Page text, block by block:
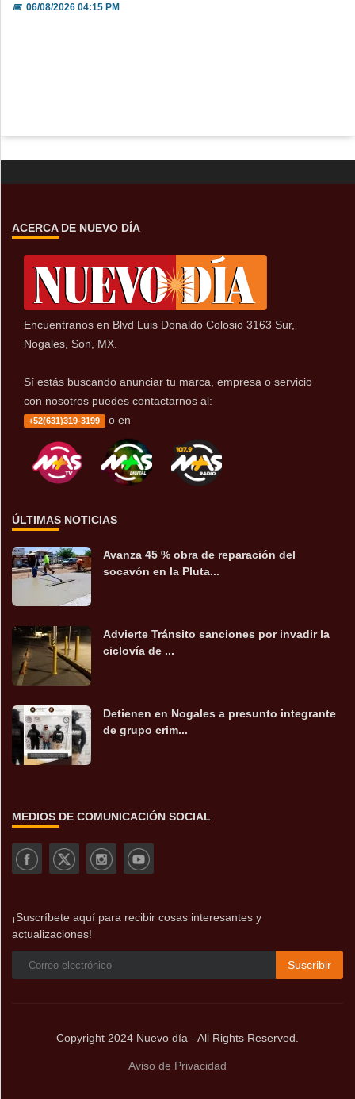
📅06/08/2026 04:15 PM
ACERCA DE NUEVO DÍA
Encuentranos en Blvd Luis Donaldo Colosio 3163 Sur,
Nogales, Son, MX.
Sí estás buscando anunciar tu marca, empresa o servicio
con nosotros puedes contactarnos al:
+52(631)319-3199 o en
ÚLTIMAS NOTICIAS
Avanza 45 % obra de reparación del
socavón en la Pluta...
Advierte Tránsito sanciones por invadir la
ciclovía de ...
Detienen en Nogales a presunto integrante
de grupo crim...
MEDIOS DE COMUNICACIÓN SOCIAL
¡Suscríbete aquí para recibir cosas interesantes y
actualizaciones!
Suscribir
Copyright 2024 Nuevo día - All Rights Reserved.
Aviso de Privacidad